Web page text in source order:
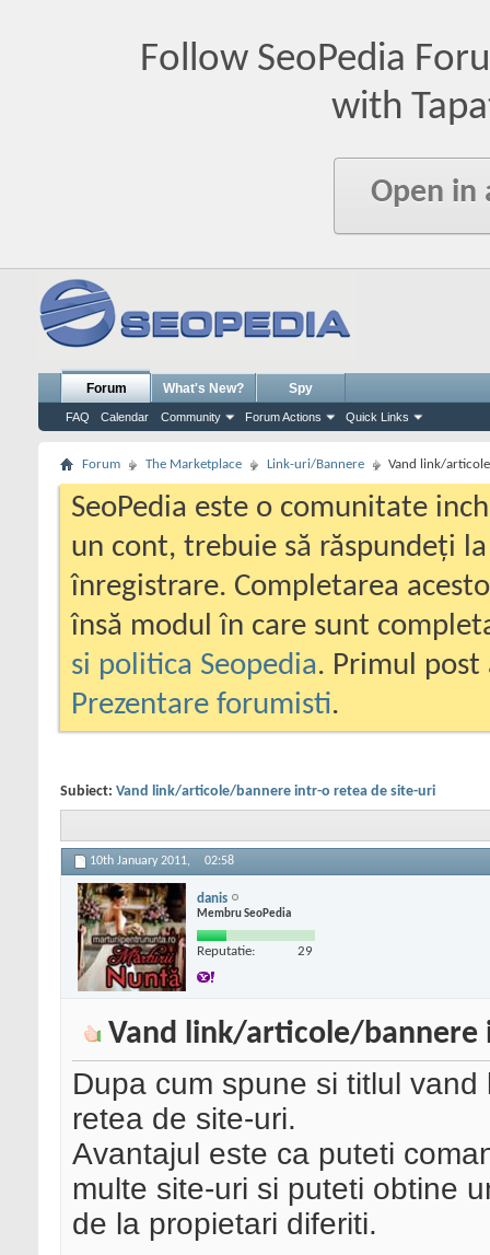
Follow SeoPedia
with
Open in
Forum
FAQ Calendar Community Forum Actions Quick Links
What's New? Spy
Forum The Marketplace Link-uri/Bannere Vand link/
SeoPedia este o comunitate
un cont, trebuie să răspundeți
înregistrare. Completarea
însă modul în care sunt
si politica Seopedia. Primul
Prezentare forumisti.
Subiect: Vand link/articole/bannere intr-o retea de site-uri
10th January 2011, 02:58
danis
Membru SeoPedia
Reputatie: 29
Vand link/articole/bannere
Dupa cum spune si titlul
retea de site-uri.
Avantajul este ca puteti
multe site-uri si puteti obtine
de la propietari diferiti.